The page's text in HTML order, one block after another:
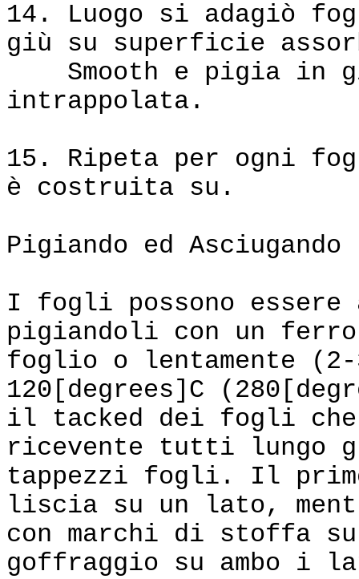
14. Luogo si adagiò
giù su superficie
Smooth e pigia in
intrappolata.
15. Ripeta per ogni
è costruita su.
Pigiando ed Asciugando
I fogli possono essere
pigiandoli con un
foglio o lentamente
120[degrees]C
il tacked dei fogli
ricevente tutti lungo
tappezzi fogli. Il
liscia su un lato,
con marchi di stoffa
goffraggio su ambo i